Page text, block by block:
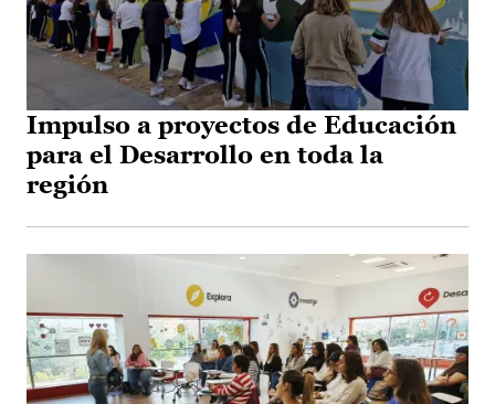
Impulso a proyectos de Educación
para el Desarrollo en toda la
región